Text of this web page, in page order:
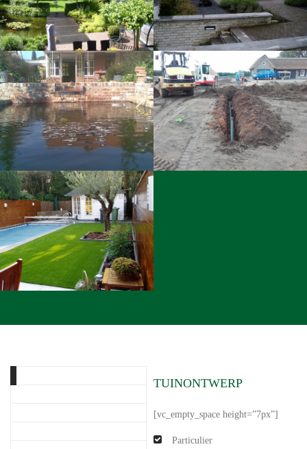
Tuinaanleg inclusief zwembad Landelijke tuinaanleg
Achtertuin met natuurvijvers Aanleg beregeningsinstallatie
Onderhoudsvrije tuin
TUINONTWERP
[vc_empty_space height=”7px”]
Particulier